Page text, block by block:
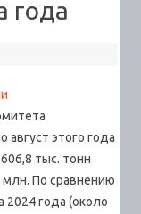
года
август этого года
тыс. тонн
млн. По сравнению
2024 года (около